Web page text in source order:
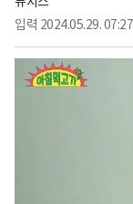
입력 2024.05.29. 07:27